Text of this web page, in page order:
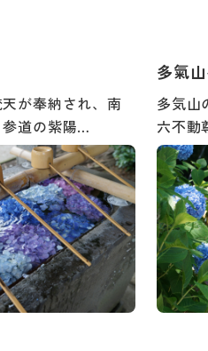
が奉納され、南
道の紫陽…
多氣
多気山
六不動